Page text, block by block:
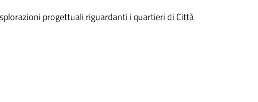
progettuali riguardanti i quartieri di Città